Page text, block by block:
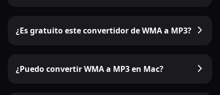
¿Es gratuito este convertidor de WMA a MP3?
¿Puedo convertir WMA a MP3 en Mac?